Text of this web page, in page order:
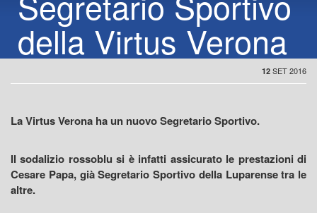
della Virtus Verona
12 SET 2016
La Virtus Verona ha un nuovo Segretario Sportivo.
Il sodalizio rossoblu si è infatti assicurato le prestazioni di
Cesare Papa, già Segretario Sportivo della Luparense tra le
altre.